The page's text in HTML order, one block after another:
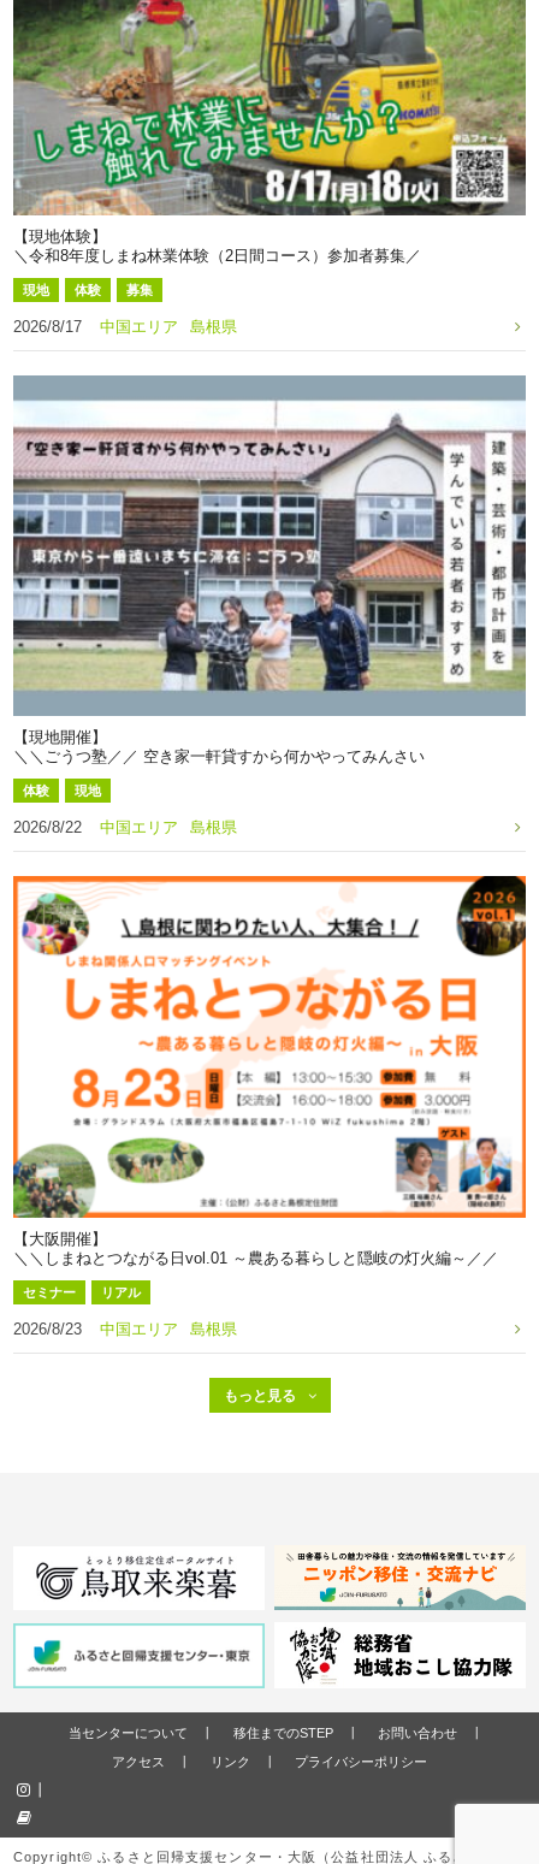
【現地体験】
＼令和8年度しまね林業体験（2日間コース）参加者募集／
現地 体験 募集
2026/8/17 中国エリア 島根県
【現地開催】
＼＼ごうつ塾／／ 空き家一軒貸すから何かやってみんさい
体験 現地
2026/8/22 中国エリア 島根県
【大阪開催】
＼＼しまねとつながる日vol.01 ～農ある暮らしと隠岐の灯火編～／／
セミナー リアル
2026/8/23 中国エリア 島根県
当センターについて 移住までのSTEP
お問い合わせ
アクセス
リンク プライバシーポリシー
Copyright© ふるさと回帰支援センター・大阪（公益社団法人 ふるさと回帰・